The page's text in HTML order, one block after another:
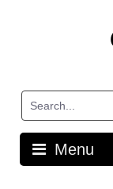
Menu